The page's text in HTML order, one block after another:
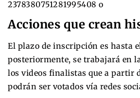
Acciones que crean
El plazo de inscripción es hasta
posteriormente, se trabajará en
los videos finalistas que a partir
podrán ser votados vía redes